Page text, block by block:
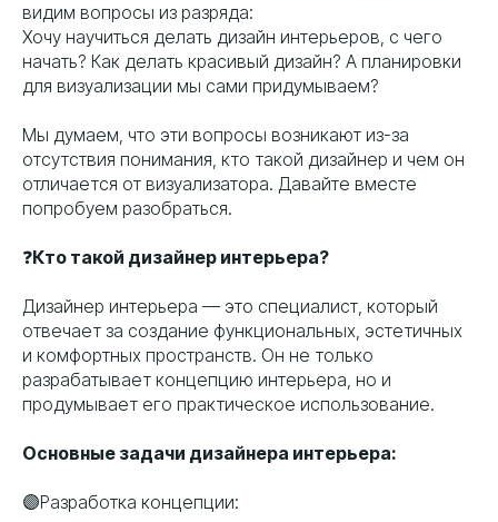
видим вопросы из разряда:
Хочу научиться делать дизайн интерьеров, с чего
начать? Как делать красивый дизайн? А планировки
для визуализации мы сами придумываем?
Мы думаем, что эти вопросы возникают из-за
отсутствия понимания, кто такой дизайнер и чем он
отличается от визуализатора. Давайте вместе
попробуем разобраться.
❓Кто такой дизайнер интерьера?
Дизайнер интерьера — это специалист, который
отвечает за создание функциональных, эстетичных
и комфортных пространств. Он не только
разрабатывает концепцию интерьера, но и
продумывает его практическое использование.
Основные задачи дизайнера интерьера:
🟣Разработка концепции: